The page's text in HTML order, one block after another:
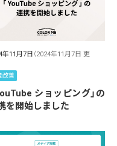
年11月7日 （2024年11月7日 更
改善
ショッピング」の
を開始しました